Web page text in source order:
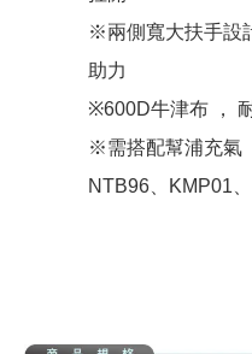
※兩側寬大扶手設
助力
※600D牛津布 ，
※需搭配幫浦充氣
NTB96、KMP01